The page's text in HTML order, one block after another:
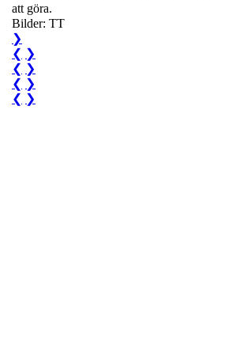
att göra.
Bilder: TT
❯
❮ ❯
❮ ❯
❮ ❯
❮ ❯